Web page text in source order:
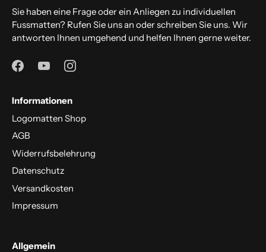
Sie haben eine Frage oder ein Anliegen zu individuellen
Fussmatten? Rufen Sie uns an oder schreiben Sie uns. Wir
antworten Ihnen umgehend und helfen Ihnen gerne weiter.
Informationen
Logomatten Shop
AGB
Widerrufsbelehrung
Datenschutz
Versandkosten
Impressum
Allgemein